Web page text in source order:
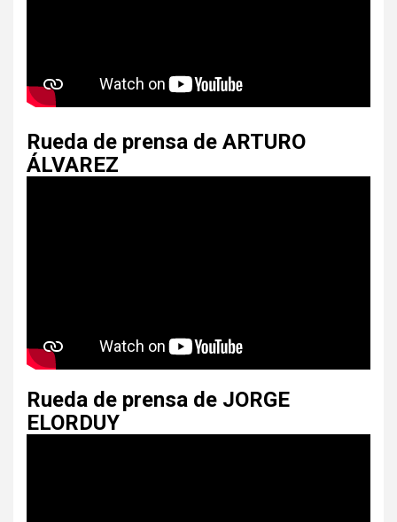
Rueda de prensa de ARTURO
ÁLVAREZ
Rueda de prensa de JORGE
ELORDUY